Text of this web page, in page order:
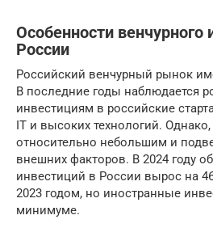
Особенности венчурного
России
Российский венчурный рынок
В последние годы наблюдается
инвестициям в российские
IT и высоких технологий.
относительно небольшим и
внешних факторов. В 2024 году
инвестиций в России вырос на
2023 годом, но иностранные
минимуме.